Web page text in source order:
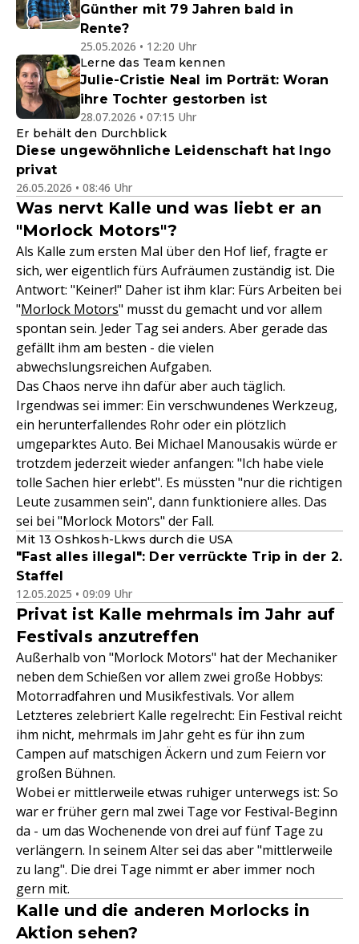
Günther mit 79 Jahren bald in
Rente?
25.05.2026 • 12:20 Uhr
Lerne das Team kennen
Julie-Cristie Neal im Porträt: Woran
ihre Tochter gestorben ist
28.07.2026 • 07:15 Uhr
Er behält den Durchblick
Diese ungewöhnliche Leidenschaft hat Ingo
privat
26.05.2026 • 08:46 Uhr
Was nervt Kalle und was liebt er an
"Morlock Motors"?
Als Kalle zum ersten Mal über den Hof lief, fragte er
sich, wer eigentlich fürs Aufräumen zuständig ist. Die
Antwort: "Keiner!" Daher ist ihm klar: Fürs Arbeiten bei
"Morlock Motors" musst du gemacht und vor allem
spontan sein. Jeder Tag sei anders. Aber gerade das
gefällt ihm am besten - die vielen
abwechslungsreichen Aufgaben.
Das Chaos nerve ihn dafür aber auch täglich.
Irgendwas sei immer: Ein verschwundenes Werkzeug,
ein herunterfallendes Rohr oder ein plötzlich
umgeparktes Auto. Bei Michael Manousakis würde er
trotzdem jederzeit wieder anfangen: "Ich habe viele
tolle Sachen hier erlebt". Es müssten "nur die richtigen
Leute zusammen sein", dann funktioniere alles. Das
sei bei "Morlock Motors" der Fall.
Mit 13 Oshkosh-Lkws durch die USA
"Fast alles illegal": Der verrückte Trip in der 2.
Staffel
12.05.2025 • 09:09 Uhr
Privat ist Kalle mehrmals im Jahr auf
Festivals anzutreffen
Außerhalb von "Morlock Motors" hat der Mechaniker
neben dem Schießen vor allem zwei große Hobbys:
Motorradfahren und Musikfestivals. Vor allem
Letzteres zelebriert Kalle regelrecht: Ein Festival reicht
ihm nicht, mehrmals im Jahr geht es für ihn zum
Campen auf matschigen Äckern und zum Feiern vor
großen Bühnen.
Wobei er mittlerweile etwas ruhiger unterwegs ist: So
war er früher gern mal zwei Tage vor Festival-Beginn
da - um das Wochenende von drei auf fünf Tage zu
verlängern. In seinem Alter sei das aber "mittlerweile
zu lang". Die drei Tage nimmt er aber immer noch
gern mit.
Kalle und die anderen Morlocks in
Aktion sehen?